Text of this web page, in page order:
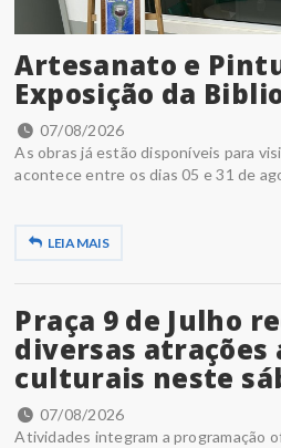
Artesanato e
Exposição da
07/08/2026
As obras já estão disponíveis para
acontece entre os dias 05 e 31 de
LEIA MAIS
Praça 9 de Julho
diversas
culturais neste
07/08/2026
Atividades integram a programação